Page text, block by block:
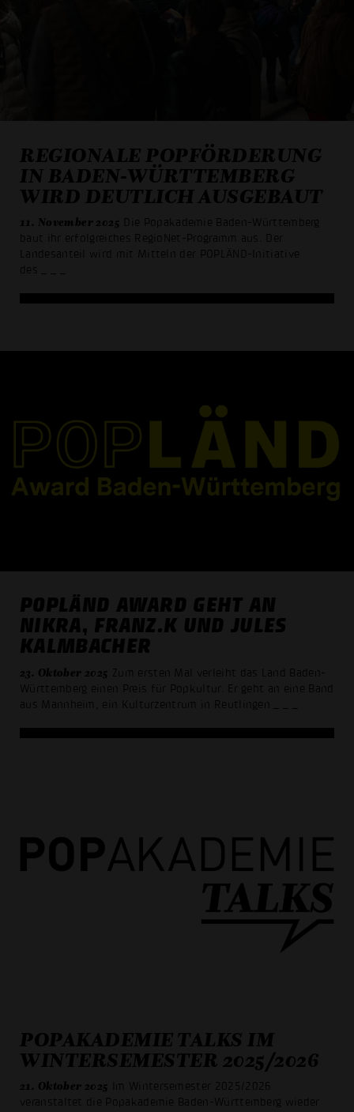
REGIONALE POPFÖRDERUNG
IN BADEN-WÜRTTEMBERG
WIRD DEUTLICH AUSGEBAUT
11. November 2025 Die Popakademie Baden-Württemberg
baut ihr erfolgreiches RegioNet-Programm aus. Der
Landesanteil wird mit Mitteln der POPLÄND-Initiative
des
POPLÄND AWARD GEHT AN
NIKRA, FRANZ.K UND JULES
KALMBACHER
23. Oktober 2025 Zum ersten Mal verleiht das Land Baden-
Württemberg einen Preis für Popkultur. Er geht an eine Band
aus Mannheim, ein Kulturzentrum in Reutlingen
POPAKADEMIE TALKS IM
WINTERSEMESTER 2025/2026
21. Oktober 2025
Im Wintersemester 2025/2026
veranstaltet die Popakademie Baden-Württemberg wieder